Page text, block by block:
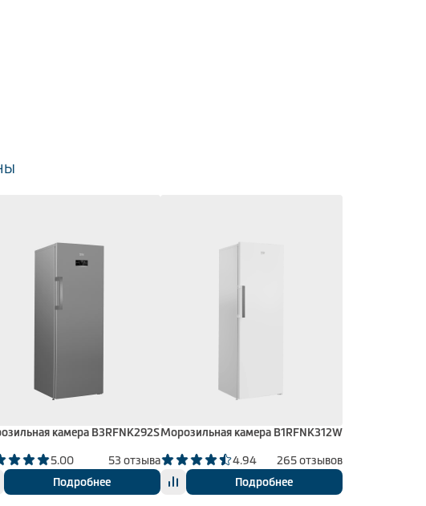
камера B3RFNK292S
5.00
53 отзыва
Подробнее
Морозильная камера B1RFNK312W
4.94
265 отзывов
Подробнее